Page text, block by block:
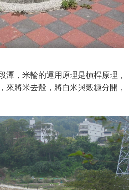
住的地名，做為自己的堂號。後來
說要忍，所以就有所謂的「百忍傳
號的源起，所以「清河堂」又可以
潭，米輪的運用原理是槓桿原理，
來將米去殼，將白米與穀糠分開，
輾好的米自米輪之中取出。三坑里
說也要放大約二、三百斤，這樣才
於米輪究竟屬於何人所有？我們走
表示是因為當時碼頭太忙了，所以
脫殼，但是當我們訪問愈來愈多人
家所有，它不是公用的，是私人用
需要將米去殼，就必須付費請曾家